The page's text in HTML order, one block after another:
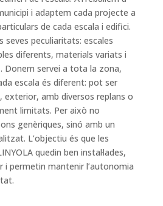
i adaptem cada projecte a
de cada escala i edifici.
seves peculiaritats: escales
diferents, materials variats i
Donem servei a tota la zona,
escala és diferent: pot ser
amb diversos replans o
limitats. Per això no
genèriques, sinó amb un
L’objectiu és que les
quedin ben instal·lades,
i permetin mantenir l’autonomia